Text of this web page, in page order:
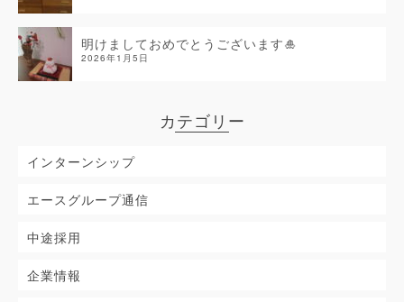
明けましておめでとうございます🎍
2026年1月5日
カテゴリー
インターンシップ
エースグループ通信
中途採用
企業情報